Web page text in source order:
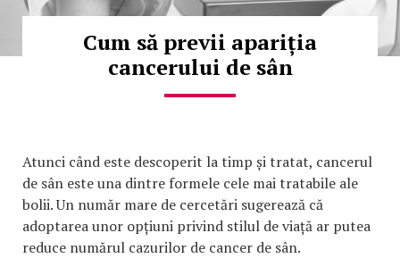
Cum să previi apariția
cancerului de sân
Atunci când este descoperit la timp și tratat, cancerul
de sân este una dintre formele cele mai tratabile ale
bolii. Un număr mare de cercetări sugerează că
adoptarea unor opțiuni privind stilul de viață ar putea
reduce numărul cazurilor de cancer de sân.